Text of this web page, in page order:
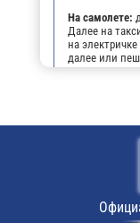
На самолете:
Далее на
на
далее или
или на
не
оставить
до
пешком
маршрутном
Шахтёр".